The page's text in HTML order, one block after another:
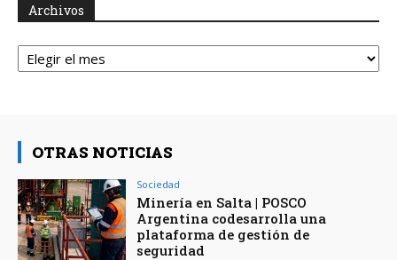
Archivos
Archivos
OTRAS NOTICIAS
Sociedad
Minería en Salta | POSCO
Argentina codesarrolla una
plataforma de gestión de
seguridad